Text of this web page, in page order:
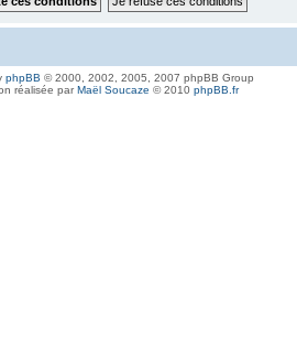
phpBB © 2000, 2002, 2005, 2007 phpBB Group
réalisée parMaël Soucaze © 2010 phpBB.fr